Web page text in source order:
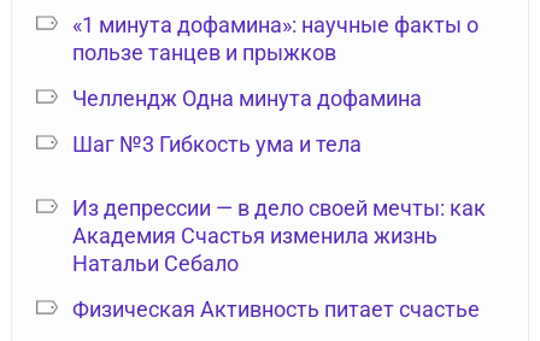
«1 минута дофамина»: научные факты о
пользе танцев и прыжков
Челлендж Одна минута дофамина
Шаг №3 Гибкость ума и тела
Из депрессии — в дело своей мечты: как
Академия Счастья изменила жизнь
Натальи Себало
Физическая Активность питает счастье